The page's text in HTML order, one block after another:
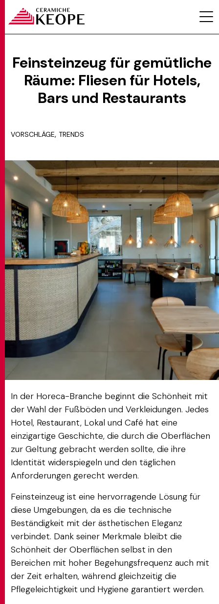
PROJEKTE
MAGAZINE
KONTAKTE
MATCH APP
SUCHEN
RESERVIERTER BEREICH
Feinsteinzeug für gemütliche
Räume: Fliesen für Hotels,
Bars und Restaurants
VORSCHLÄGE, TRENDS
In der Horeca-Branche beginnt die Schönheit mit
der Wahl der Fußböden und Verkleidungen. Jedes
Hotel, Restaurant, Lokal und Café hat eine
einzigartige Geschichte, die durch die Oberflächen
zur Geltung gebracht werden sollte, die ihre
Identität widerspiegeln und den täglichen
Anforderungen gerecht werden.
Feinsteinzeug ist eine hervorragende Lösung für
diese Umgebungen, da es die technische
Beständigkeit mit der ästhetischen Eleganz
verbindet. Dank seiner Merkmale bleibt die
Schönheit der Oberflächen selbst in den
Bereichen mit hoher Begehungsfrequenz auch mit
der Zeit erhalten, während gleichzeitig die
Pflegeleichtigkeit und Hygiene garantiert werden.